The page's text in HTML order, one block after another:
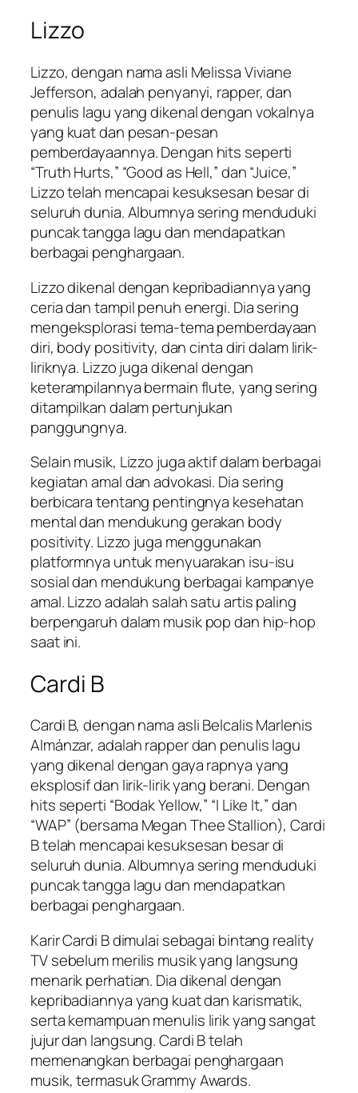
Lizzo
Lizzo, dengan nama asli Melissa Viviane
Jefferson, adalah penyanyi, rapper, dan
penulis lagu yang dikenal dengan vokalnya
yang kuat dan pesan-pesan
pemberdayaannya. Dengan hits seperti
“Truth Hurts,” “Good as Hell,” dan “Juice,”
Lizzo telah mencapai kesuksesan besar di
seluruh dunia. Albumnya sering menduduki
puncak tangga lagu dan mendapatkan
berbagai penghargaan.
Lizzo dikenal dengan kepribadiannya yang
ceria dan tampil penuh energi. Dia sering
mengeksplorasi tema-tema pemberdayaan
diri, body positivity, dan cinta diri dalam lirik-
liriknya. Lizzo juga dikenal dengan
keterampilannya bermain flute, yang sering
ditampilkan dalam pertunjukan
panggungnya.
Selain musik, Lizzo juga aktif dalam berbagai
kegiatan amal dan advokasi. Dia sering
berbicara tentang pentingnya kesehatan
mental dan mendukung gerakan body
positivity. Lizzo juga menggunakan
platformnya untuk menyuarakan isu-isu
sosial dan mendukung berbagai kampanye
amal. Lizzo adalah salah satu artis paling
berpengaruh dalam musik pop dan hip-hop
saat ini.
Cardi B
Cardi B, dengan nama asli Belcalis Marlenis
Almánzar, adalah rapper dan penulis lagu
yang dikenal dengan gaya rapnya yang
eksplosif dan lirik-lirik yang berani. Dengan
hits seperti “Bodak Yellow,” “I Like It,” dan
“WAP” (bersama Megan Thee Stallion), Cardi
B telah mencapai kesuksesan besar di
seluruh dunia. Albumnya sering menduduki
puncak tangga lagu dan mendapatkan
berbagai penghargaan.
Karir Cardi B dimulai sebagai bintang reality
TV sebelum merilis musik yang langsung
menarik perhatian. Dia dikenal dengan
kepribadiannya yang kuat dan karismatik,
serta kemampuan menulis lirik yang sangat
jujur ​​dan langsung. Cardi B telah
memenangkan berbagai penghargaan
musik, termasuk Grammy Awards.